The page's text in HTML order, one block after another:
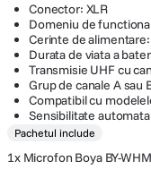
Conector: XLR
Domeniu de
Cerinte de
Durata de viata a
Transmisie UHF cu
Grup de canale A sau
Compatibil cu
Sensibilitate
Pachetul include
1x Microfon Boya BY-